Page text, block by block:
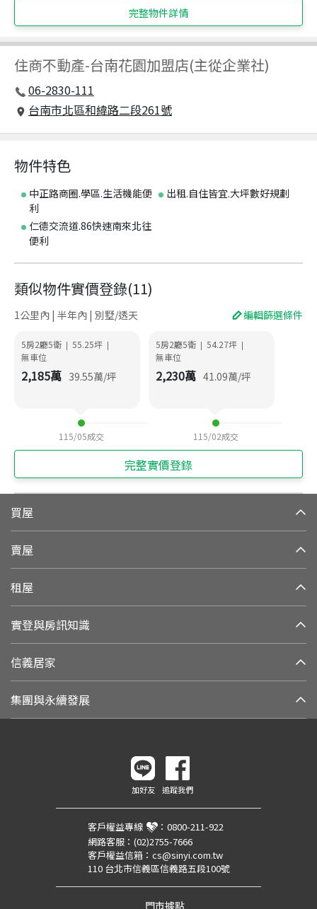
完整物件詳情
住商不動產-台南花園加盟店(主從企業社)
06-2830-111
台南市北區和緯路二段261號
物件特色
中正路商圈.學區.生活機能便
利
出租.自住皆宜.大坪數好規劃
仁德交流道.86快速南來北往
便利
類似物件實價登錄(11)
1公里內 | 半年內 | 別墅/透天 編輯篩選條件
5房2廳5衛 | 55.25坪 |
無車位
2,185萬 39.55萬/坪
115/05成交
5房2廳5衛 | 54.27坪 |
無車位
2,230萬 41.09萬/坪
115/02成交
完整實價登錄
買屋
賣屋
租屋
實登與房訊知識
信義居家
集團與永續發展
加好友 追蹤我們
客戶權益專線 ： 0800-211-922
網路客服： (02)2755-7666
客戶權益信箱： cs@sinyi.com.tw
110 台北市信義區信義路五段100號
門市據點